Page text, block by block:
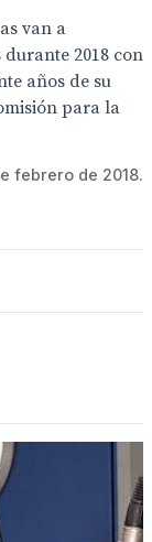
van a
2018 con
años de su
para la
febrero de 2018.